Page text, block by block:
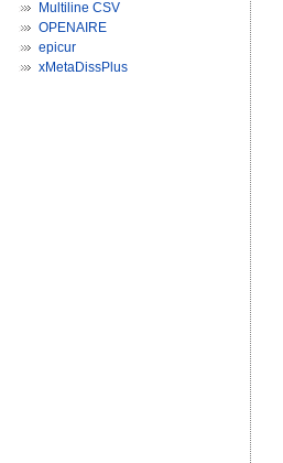
Multiline CSV
OPENAIRE
epicur
xMetaDissPlus